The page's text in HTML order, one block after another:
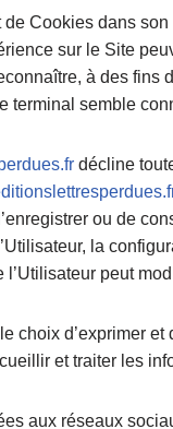
de Cookies dans
sur le Site
à des
terminal semble
décline
ou de
la
peut
choix d’exprimer
et traiter les
aux réseaux